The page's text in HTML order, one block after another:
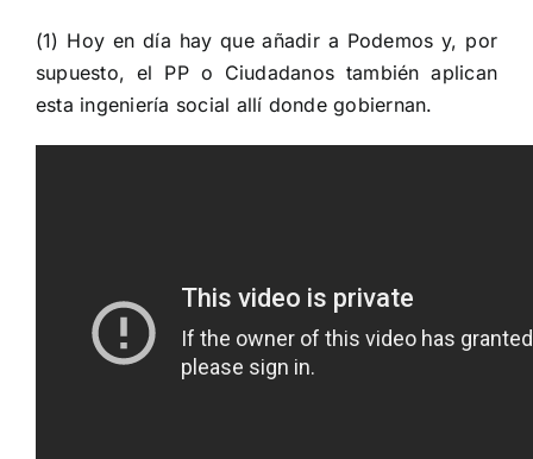
(1) Hoy en día hay que añadir a Podemos y, por
supuesto, el PP o Ciudadanos también aplican
esta ingeniería social allí donde gobiernan.